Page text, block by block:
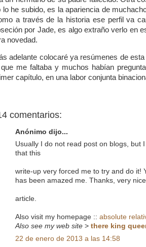
lo he subido, es la apariencia de
a través de la historia ese perfil va
por Jade, es algo extraño verlo en
novedad.
adelante colocaré ya resúmenes de
que me faltaba y muchos habían
capítulo, en una labor conjunta
comentarios:
Anónimo dijo...
Usually I do not read post on blogs, but
that this
write-up very forced me to try and do it!
has been amazed me. Thanks, very nice
article.
Also visit my homepage :: absolute
Also see my web site > there king
22 de enero de 2013 a las 14:58